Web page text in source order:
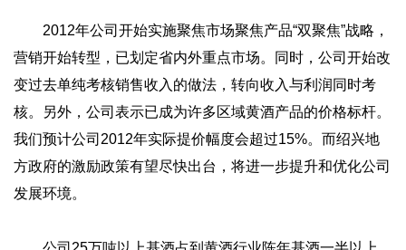
2012年公司开始实施聚焦市场聚焦产品“双聚焦”战略，
营销开始转型，已划定省内外重点市场。同时，公司开始改
变过去单纯考核销售收入的做法，转向收入与利润同时考
核。另外，公司表示已成为许多区域黄酒产品的价格标杆。
我们预计公司2012年实际提价幅度会超过15%。而绍兴地
方政府的激励政策有望尽快出台，将进一步提升和优化公司
发展环境。